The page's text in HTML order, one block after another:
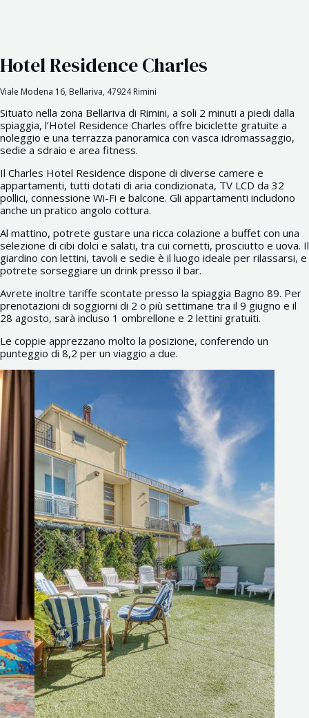
Hotel Residence Charles
Viale Modena 16, Bellariva, 47924 Rimini
Situato nella zona Bellariva di Rimini, a soli 2 minuti a piedi dalla
spiaggia, l’Hotel Residence Charles offre biciclette gratuite a
noleggio e una terrazza panoramica con vasca idromassaggio,
sedie a sdraio e area fitness.
Il Charles Hotel Residence dispone di diverse camere e
appartamenti, tutti dotati di aria condizionata, TV LCD da 32
pollici, connessione Wi-Fi e balcone. Gli appartamenti includono
anche un pratico angolo cottura.
Al mattino, potrete gustare una ricca colazione a buffet con una
selezione di cibi dolci e salati, tra cui cornetti, prosciutto e uova. Il
giardino con lettini, tavoli e sedie è il luogo ideale per rilassarsi, e
potrete sorseggiare un drink presso il bar.
Avrete inoltre tariffe scontate presso la spiaggia Bagno 89. Per
prenotazioni di soggiorni di 2 o più settimane tra il 9 giugno e il
28 agosto, sarà incluso 1 ombrellone e 2 lettini gratuiti.
Le coppie apprezzano molto la posizione, conferendo un
punteggio di 8,2 per un viaggio a due.